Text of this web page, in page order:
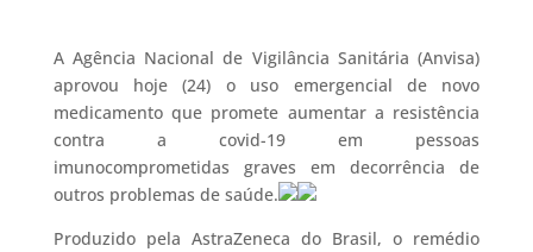
A Agência Nacional de Vigilância Sanitária (Anvisa)
aprovou hoje (24) o uso emergencial de novo
medicamento que promete aumentar a resistência
contra a covid-19 em pessoas
imunocomprometidas graves em decorrência de
outros problemas de saúde.
Produzido pela AstraZeneca do Brasil, o remédio